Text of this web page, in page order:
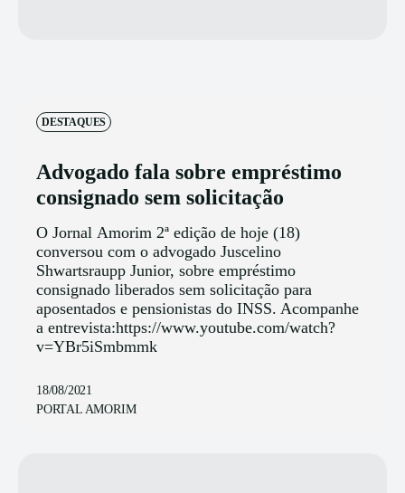
DESTAQUES
Advogado fala sobre empréstimo
consignado sem solicitação
O Jornal Amorim 2ª edição de hoje (18)
conversou com o advogado Juscelino
Shwartsraupp Junior, sobre empréstimo
consignado liberados sem solicitação para
aposentados e pensionistas do INSS. Acompanhe
a entrevista:https://www.youtube.com/watch?
v=YBr5iSmbmmk
18/08/2021
PORTAL AMORIM